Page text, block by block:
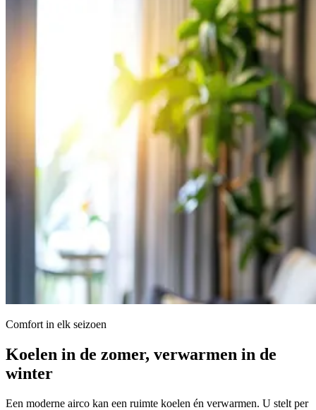
Comfort in elk seizoen
Koelen in de zomer, verwarmen in de
winter
Een moderne airco kan een ruimte koelen én verwarmen. U stelt per